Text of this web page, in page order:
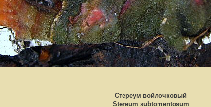
Стереум войлочковый
Stereum subtomentosum